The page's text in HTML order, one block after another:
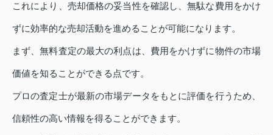
これにより、売却価格の妥当性を確認し、無駄な費用をかけ
ずに効率的な売却活動を進めることが可能になります。
まず、無料査定の最大の利点は、費用をかけずに物件の市場
価値を知ることができる点です。
プロの査定士が最新の市場データをもとに評価を行うため、
信頼性の高い情報を得ることができます。